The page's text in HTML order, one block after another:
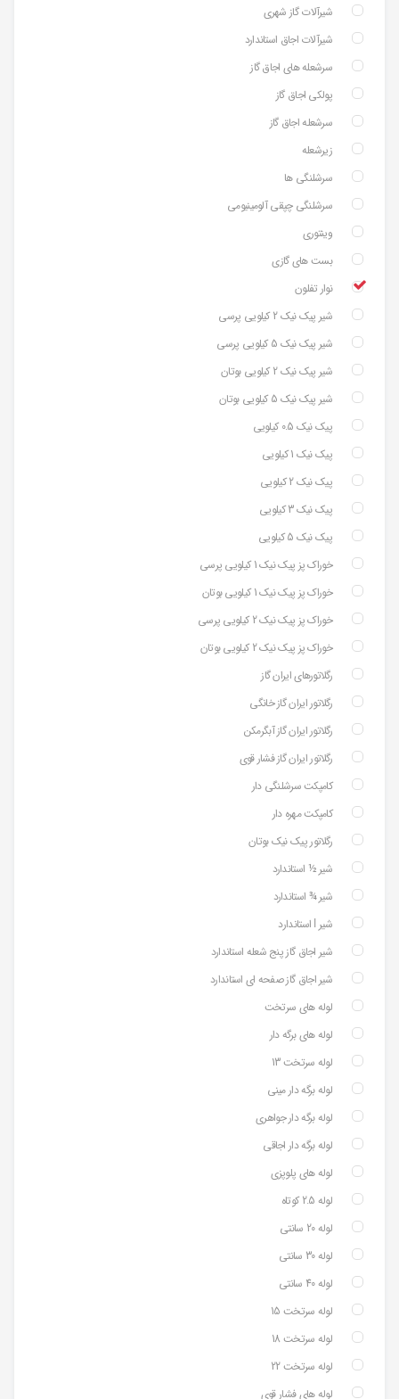
شیرآلات گاز شهری
شیرآلات اجاق استاندارد
سرشعله های اجاق گاز
پولکی اجاق گاز
سرشعله اجاق گاز
زیرشعله
سرشلنگی ها
سرشلنگی چپقی آلومینیومی
وینتوری
بست های گازی
نوار تفلون
شیر پیک نیک 2 کیلویی پرسی
شیر پیک نیک 5 کیلویی پرسی
شیر پیک نیک 2 کیلویی بوتان
شیر پیک نیک 5 کیلویی بوتان
پیک نیک 0.5 کیلویی
پیک نیک 1 کیلویی
پیک نیک 2 کیلویی
پیک نیک 3 کیلویی
پیک نیک 5 کیلویی
خوراک پز پیک نیک 1 کیلویی پرسی
خوراک پز پیک نیک 1 کیلویی بوتان
خوراک پز پیک نیک 2 کیلویی پرسی
خوراک پز پیک نیک 2 کیلویی بوتان
رگلاتورهای ایران گاز
رگلاتور ایران گاز خانگی
رگلاتور ایران گاز آبگرمکن
رگلاتور ایران گاز فشار قوی
کامپکت سرشلنگی دار
کامپکت مهره دار
رگلاتور پیک نیک بوتان
شیر ½ استاندارد
شیر ¾ استاندارد
شیر ⅼ استاندارد
شیر اجاق گاز پنج شعله استاندارد
شیر اجاق گاز صفحه ای استاندارد
لوله های سرتخت
لوله های برگه دار
لوله سرتخت 13
لوله برگه دار مینی
لوله برگه دار جواهری
لوله برگه دار اجاقی
لوله های پلوپزی
لوله 2.5 کوتاه
لوله 20 سانتی
لوله 30 سانتی
لوله 40 سانتی
لوله سرتخت 15
لوله سرتخت 18
لوله سرتخت 22
لوله های فشار قوی